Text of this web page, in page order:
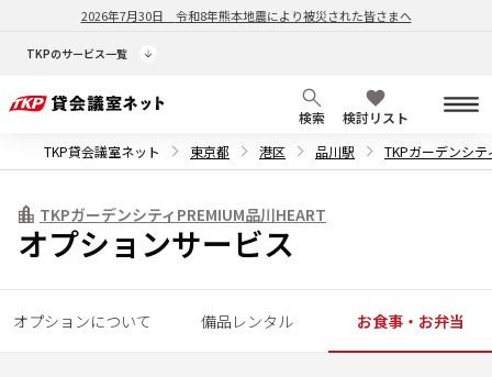
2026年7月30日 令和8年熊本地震により被災された皆さまへ
TKPのサービス一覧
検索
検討リスト
TKP貸会議室ネット
東京都 港区 品川駅 TKPガーデンシテ
TKPガーデンシティPREMIUM品川HEART
オプションサービス
オプションについて 備品レンタル お食事・お弁当